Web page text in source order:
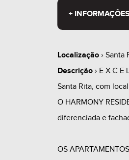
+ INFORMAÇÕES
Localização › Santa
Descrição › E X C E
Santa Rita, com
O HARMONY
diferenciada e
OS